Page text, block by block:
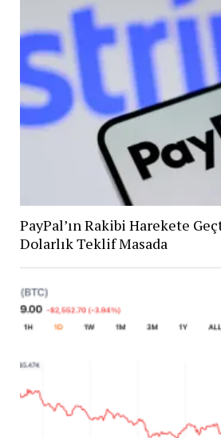
PayPal’ın Rakibi Harekete
Dolarlık Teklif Masada